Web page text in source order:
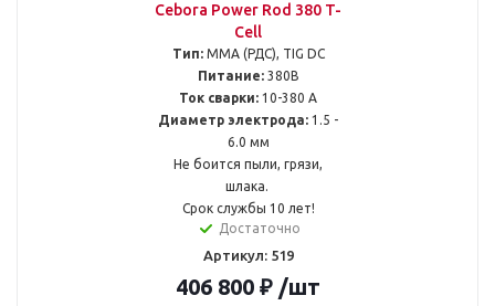
Cebora Power Rod 380 T-
Cell
Тип:MMA (РДС), TIG DC
Питание:380В
Ток сварки: 10-380 А
Диаметр электрода: 1.5 -
6.0 мм
Не боится пыли, грязи,
шлака.
Срок службы 10 лет!
Достаточно
Артикул: 519
406 800 ₽ /шт